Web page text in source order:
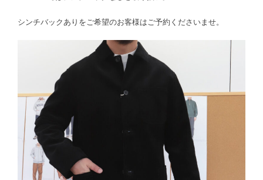
シンチバックありをご希望のお客様はご予約くださいませ。